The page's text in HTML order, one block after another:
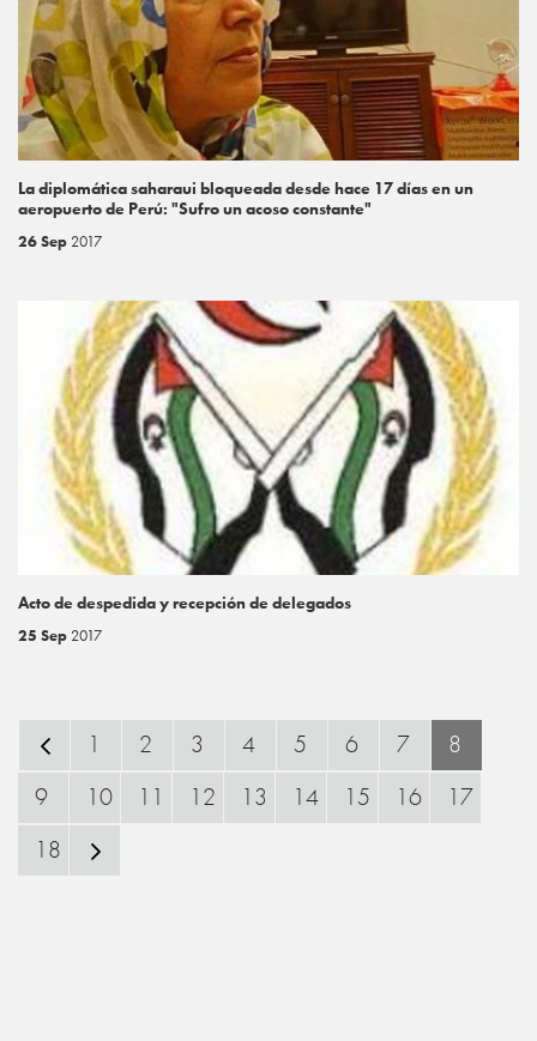
La diplomática saharaui bloqueada desde hace 17 días en un
aeropuerto de Perú: "Sufro un acoso constante"
26 Sep 2017
Acto de despedida y recepción de delegados
25 Sep 2017
1 2 3 4 5 6 7
8
9
10 11 12 13 14 15 16
17
18